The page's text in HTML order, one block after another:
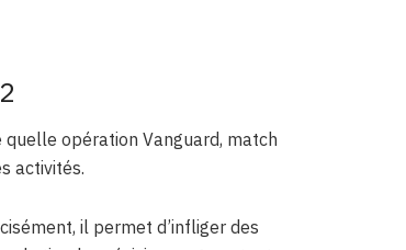
opération Vanguard, match
activités.
il permet d’infliger des